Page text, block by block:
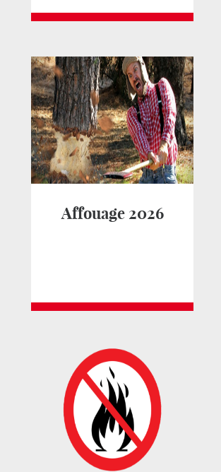
Affouage 2026